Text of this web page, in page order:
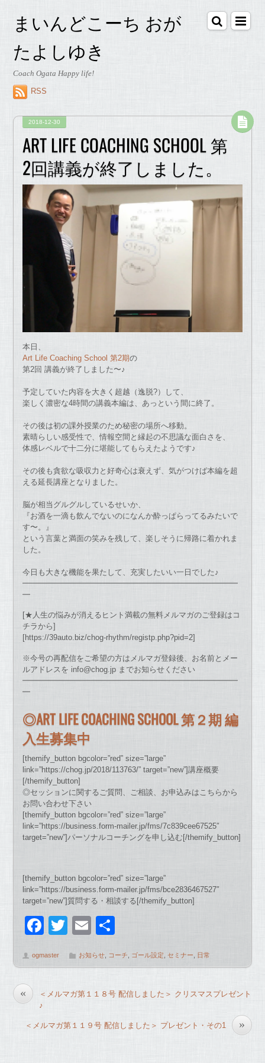
まいんどこーち おが
たよしゆき
Coach Ogata Happy life!
RSS
2018-12-30
ART LIFE COACHING SCHOOL 第
2回講義が終了しました。
本日、
Art Life Coaching School 第2期の
第2回 講義が終了しました〜♪
予定していた内容を大きく超越（逸脱?）して、
楽しく濃密な4時間の講義本編は、あっという間に終了。
その後は初の課外授業のため秘密の場所へ移動。
素晴らしい感受性で、情報空間と縁起の不思議な面白さを、
体感レベルで十二分に堪能してもらえたようです♪
その後も貪欲な吸収力と好奇心は衰えず、気がつけば本編を超
える延長講座となりました。
脳が相当グルグルしているせいか、
『お酒を一滴も飲んでないのになんか酔っぱらってるみたいで
す〜。』
という言葉と満面の笑みを残して、楽しそうに帰路に着かれま
した。
今日も大きな機能を果たして、充実したいい一日でした♪
━━━━━━━━━━━━━━━━━━━━━━━━━━━━
━
[★人生の悩みが消えるヒント満載の無料メルマガのご登録はコ
チラから]
[https://39auto.biz/chog-rhythm/registp.php?pid=2]
※今号の再配信をご希望の方はメルマガ登録後、お名前とメー
ルアドレスを info@chog.jp までお知らせください
━━━━━━━━━━━━━━━━━━━━━━━━━━━━
━
◎ART LIFE COACHING SCHOOL 第２期 編
入生募集中
[themify_button bgcolor=”red” size=”large”
link=”https://chog.jp/2018/113763/” target=”new”]講座概要
[/themify_button]
◎セッションに関するご質問、ご相談、お申込みはこちらから
お問い合わせ下さい
[themify_button bgcolor=”red” size=”large”
link=”https://business.form-mailer.jp/fms/7c839cee67525″
target=”new”]パーソナルコーチングを申し込む[/themify_button]
[themify_button bgcolor=”red” size=”large”
link=”https://business.form-mailer.jp/fms/bce2836467527″
target=”new”]質問する・相談する[/themify_button]
F
c
b
o
T
tt
E
ail
ogmaster お知らせ コーチ ゴール設定 セミナー 日常
«
＜メルマガ第１１８号 配信しました＞ クリスマスプレゼント
♪
»
＜メルマガ第１１９号 配信しました＞ プレゼント・その1